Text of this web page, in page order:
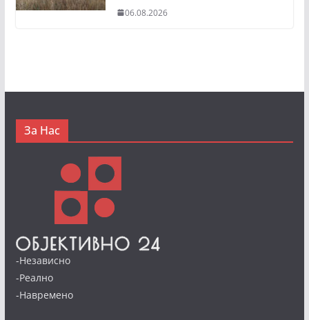
06.08.2026
За Нас
-Независно
-Реално
-Навремено